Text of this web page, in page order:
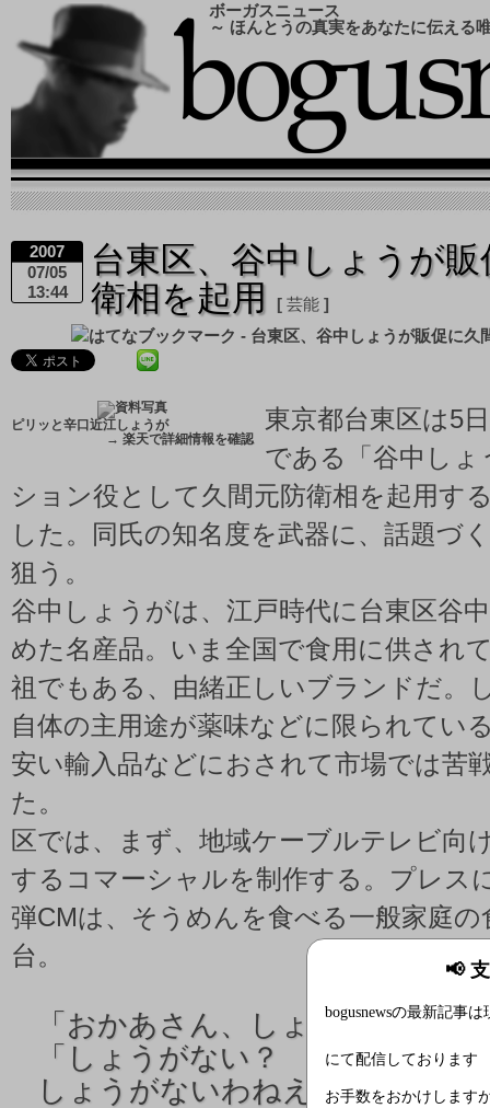
📢
bogusnewsの最新記事は
にて配信しております
お手数をおかけします
ボーガスニュース
～ ほんとうの真実をあなたに伝える
2007
07/05
13:44
台東区、谷中しょうが
衛相を起用
芸能
ピリッと辛口近江しょうが
→ 楽天で詳細情報を確認
東京都台東区は5
である「谷中し
ション役として久間元防衛相を起用す
した。同氏の知名度を武器に、話題づ
狙う。
谷中しょうがは、江戸時代に台東区谷
めた名産品。いま全国で食用に供され
祖でもある、由緒正しいブランドだ。
自体の主用途が薬味などに限られてい
安い輸入品などにおされて市場では苦
た。
区では、まず、地域ケーブルテレビ向
するコマーシャルを制作する。プレス
弾CMは、そうめんを食べる一般家庭
台。
「 おかあさん、しょうがが切れ
「 しょうがない？
しょうがないわねえ…」